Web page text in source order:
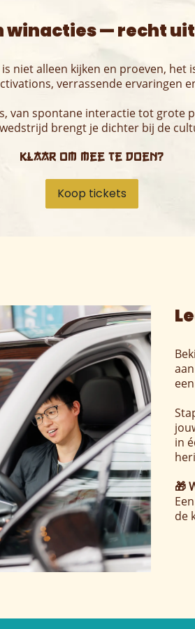
winacties — recht
is niet alleen kijken en proeven, het
verrassende ervaringen
van spontane interactie tot grote
brengt je dichter bij de
Klaar om mee te doen?
Koop tickets
in
🎁
de